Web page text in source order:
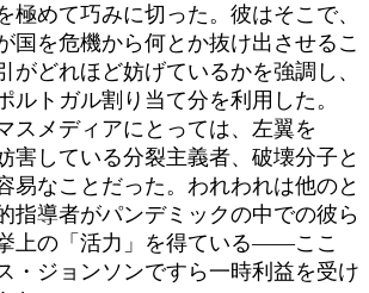
極めて巧みに切った。彼はそこで、
国を危機から何とか抜け出させるこ
がどれほど妨げているかを強調し、
ルトガル割り当て分を利用した。
スメディアにとっては、左翼を
害している分裂主義者、破壊分子と
易なことだった。われわれは他のと
指導者がパンデミックの中での彼ら
上の「活力」を得ている――ここ
・ジョンソンですら一時利益を受け